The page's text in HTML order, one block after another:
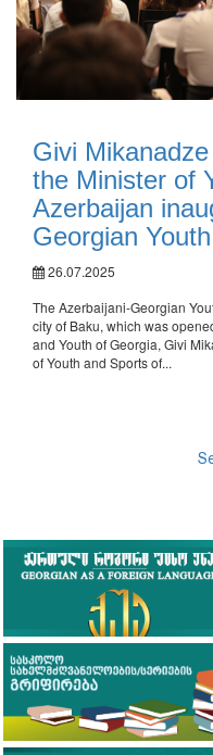
Givi
the Minister of
Azerbaijan
Georgian
26.07.2025
The Azerbaijani-Georgian
city of Baku, which was
and Youth of Georgia, Givi
of Youth and Sports of...